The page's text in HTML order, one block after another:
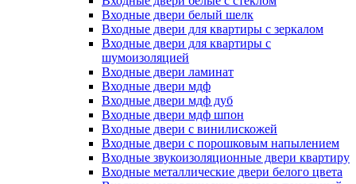
Входные двери белый шелк
Входные двери для квартиры с зеркалом
Входные двери для квартиры с
шумоизоляцией
Входные двери ламинат
Входные двери мдф
Входные двери мдф дуб
Входные двери мдф шпон
Входные двери с винилискожей
Входные двери с порошковым напылением
Входные звукоизоляционные двери квартиру
Входные металлические двери белого цвета